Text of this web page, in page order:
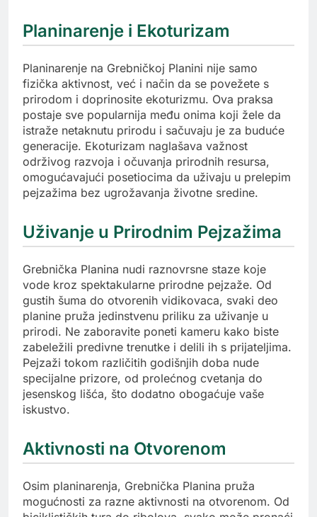
Planinarenje i Ekoturizam
Planinarenje na Grebničkoj Planini nije samo
fizička aktivnost, već i način da se povežete s
prirodom i doprinosite ekoturizmu. Ova praksa
postaje sve popularnija među onima koji žele da
istraže netaknutu prirodu i sačuvaju je za buduće
generacije. Ekoturizam naglašava važnost
održivog razvoja i očuvanja prirodnih resursa,
omogućavajući posetiocima da uživaju u prelepim
pejzažima bez ugrožavanja životne sredine.
Uživanje u Prirodnim Pejzažima
Grebnička Planina nudi raznovrsne staze koje
vode kroz spektakularne prirodne pejzaže. Od
gustih šuma do otvorenih vidikovaca, svaki deo
planine pruža jedinstvenu priliku za uživanje u
prirodi. Ne zaboravite poneti kameru kako biste
zabeležili predivne trenutke i delili ih s prijateljima.
Pejzaži tokom različitih godišnjih doba nude
specijalne prizore, od prolećnog cvetanja do
jesenskog lišća, što dodatno obogaćuje vaše
iskustvo.
Aktivnosti na Otvorenom
Osim planinarenja, Grebnička Planina pruža
mogućnosti za razne aktivnosti na otvorenom. Od